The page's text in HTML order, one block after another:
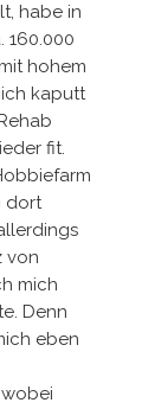
habe in
160.000
hohem
kaputt
fit.
dort
von
mich
Denn
eben